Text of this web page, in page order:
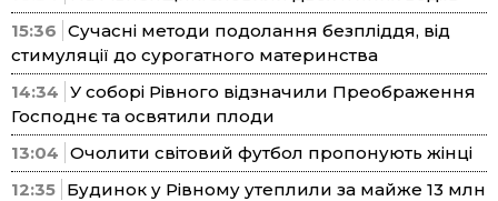
15:36 Сучасні методи подолання безпліддя, від
стимуляції до сурогатного материнства
14:34 У соборі Рівного відзначили Преображення
Господнє та освятили плоди
13:04 Очолити світовий футбол пропонують жінці
12:35 Будинок у Рівному утеплили за майже 13 млн